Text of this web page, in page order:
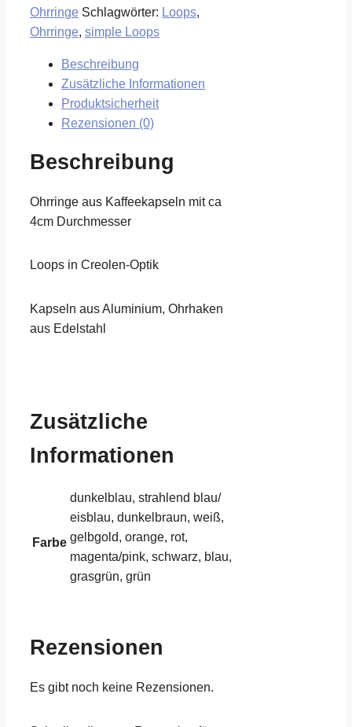
Ohrringe Schlagwörter: Loops,
Ohrringe, simple Loops
Beschreibung
Zusätzliche Informationen
Produktsicherheit
Rezensionen (0)
Beschreibung
Ohrringe aus Kaffeekapseln mit ca
4cm Durchmesser
Loops in Creolen-Optik
Kapseln aus Aluminium, Ohrhaken
aus Edelstahl
Zusätzliche
Informationen
Farbe
dunkelblau, strahlend blau/
eisblau, dunkelbraun, weiß,
gelbgold, orange, rot,
magenta/pink, schwarz, blau,
grasgrün, grün
Rezensionen
Es gibt noch keine Rezensionen.